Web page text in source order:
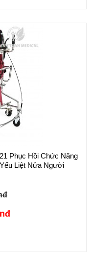
Phục Hồi Chức Năng
Liệt Nửa Người